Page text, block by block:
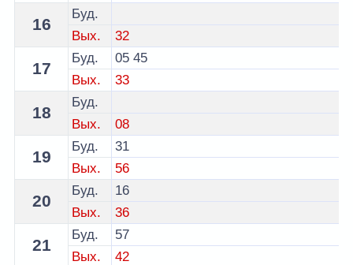
16
Буд.
Вых.
32
17
Буд. 05 45
Вых.
33
18
Буд.
Вых.
08
19
Буд.
31
Вых.
56
20
Буд.
16
Вых.
36
21
Буд.
57
Вых.
42